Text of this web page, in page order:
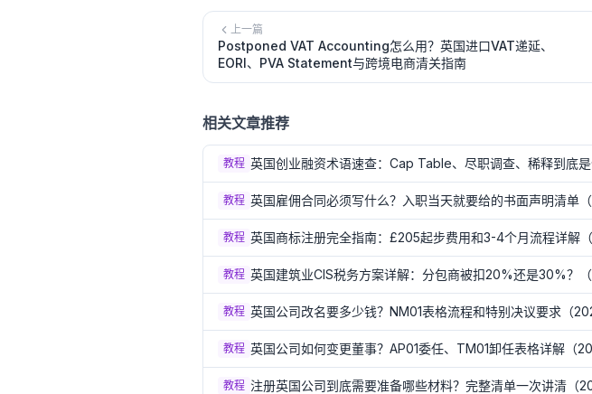
上一篇
Postponed VAT Accounting怎么用？英国进口VAT递延、
EORI、PVA Statement与跨境电商清关指南
相关文章推荐
教程 英国创业融资术语速查：Cap Table、尽职调查、稀释到底是
教程 英国雇佣合同必须写什么？入职当天就要给的书面声明清单（
教程 英国商标注册完全指南：£205起步费用和3-4个月流程详解（
教程 英国建筑业CIS税务方案详解：分包商被扣20%还是30%？（
教程 英国公司改名要多少钱？NM01表格流程和特别决议要求（
教程 英国公司如何变更董事？AP01委任、TM01卸任表格详解（
教程 注册英国公司到底需要准备哪些材料？完整清单一次讲清（